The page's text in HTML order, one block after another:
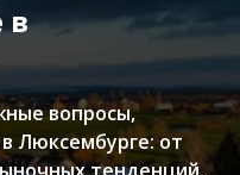
в
вопросы,
Люксембурге: от